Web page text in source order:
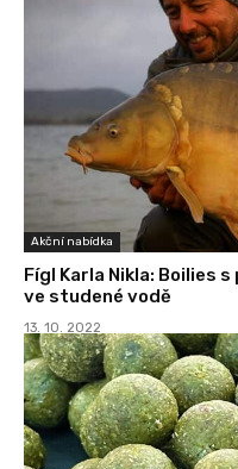
Akční nabídka
Fígl Karla Nikla: Boilies
ve studené vodě
13. 10. 2022